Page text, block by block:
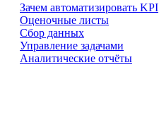
Зачем автоматизировать KPI
Оценочные листы
Сбор данных
Управление задачами
Аналитические отчёты